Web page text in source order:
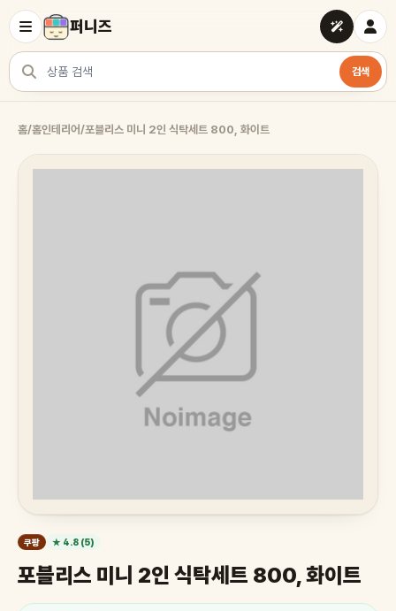
퍼니즈
상품 검색
검색
홈/홈인테리어/포블리스 미니 2인 식탁세트 800, 화이트
쿠팡 ★ 4.8 (5)
포블리스 미니 2인 식탁세트 800, 화이트